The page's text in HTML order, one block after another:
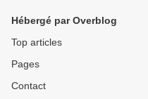
Hébergé par Overblog
Top articles
Pages
Contact